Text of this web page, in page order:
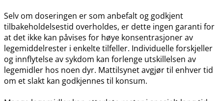
Selv om doseringen er som anbefalt og godkjent
tilbakeholdelsestid overholdes, er dette ingen garanti for
at det ikke kan påvises for høye konsentrasjoner av
legemiddelrester i enkelte tilfeller. Individuelle forskjeller
og innflytelse av sykdom kan forlenge utskillelsen av
legemidler hos noen dyr. Mattilsynet avgjør til enhver tid
om et slakt kan godkjennes til konsum.